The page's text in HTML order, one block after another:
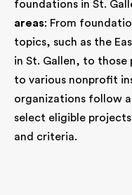
foundations in St.
areas: From
topics, such as the
in St. Gallen, to those
to various nonprofit
organizations follow
select eligible
and criteria.